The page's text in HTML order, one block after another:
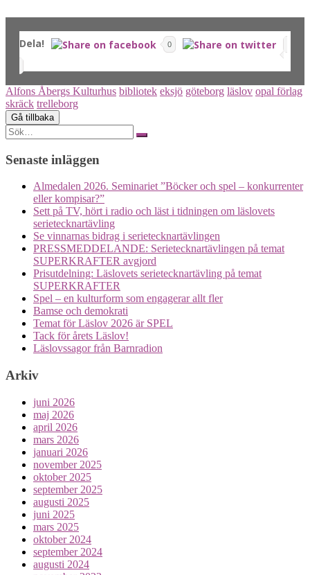
Dela! 0
Alfons Åbergs Kulturhus bibliotek eksjö göteborg läslov opal förlag
skräck trelleborg
Search
for:
Senaste inläggen
Almedalen 2026. Seminariet ”Böcker och spel – konkurrenter
eller kompisar?”
Sett på TV, hört i radio och läst i tidningen om läslovets
serietecknartävling
Se vinnarnas bidrag i serietecknartävlingen
PRESSMEDDELANDE: Serietecknartävlingen på temat
SUPERKRAFTER avgjord
Prisutdelning: Läslovets serietecknartävling på temat
SUPERKRAFTER
Spel – en kulturform som engagerar allt fler
Bamse och demokrati
Temat för Läslov 2026 är SPEL
Tack för årets Läslov!
Läslovssagor från Barnradion
Arkiv
juni 2026
maj 2026
april 2026
mars 2026
januari 2026
november 2025
oktober 2025
september 2025
augusti 2025
juni 2025
mars 2025
oktober 2024
september 2024
augusti 2024